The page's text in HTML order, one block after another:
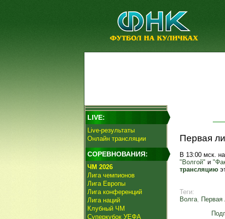
LIVE:
Live-результаты
Онлайн трансляции
СОРЕВНОВАНИЯ:
ЧМ 2026
Лига чемпионов
Лига Европы
Лига конференций
Лига наций
Клубный ЧМ
Суперкубок УЕФА
Первая
В 13:00 мск.
"Волгой" и
трансляцию
Теги:
Волга, Первая